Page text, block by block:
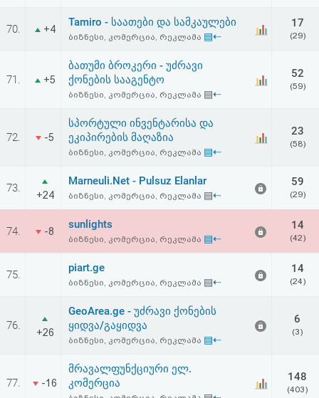
უარყოფა
70. +4
Tamiro - საათები და სამკაულები
ბიზნესი, კომერცია, რეკლამა ▤⇠
17
(29)
71. +5
ბათუმი ბროკერი - უძრავი
ქონების სააგენტო
ბიზნესი, კომერცია, რეკლამა ▤⇠
52
(59)
72. -5
სპორტული ინვენტარისა და
ეკიპირების მაღაზია
ბიზნესი, კომერცია, რეკლამა ▤⇠
23
(58)
73.
+24
Marneuli.Net - Pulsuz Elanlar
ბიზნესი, კომერცია, რეკლამა ▤⇠
59
(29)
74. -8
sunlights
ბიზნესი, კომერცია, რეკლამა ▤⇠
14
(42)
75.
piart.ge
ბიზნესი, კომერცია, რეკლამა ▤⇠
14
(24)
76.
+26
GeoArea.ge - უძრავი ქონების
ყიდვა/გაყიდვა
ბიზნესი, კომერცია, რეკლამა ▤⇠
6
(3)
77. -16
მრავალფუნქციური ელ.
კომერცია
148
(403)